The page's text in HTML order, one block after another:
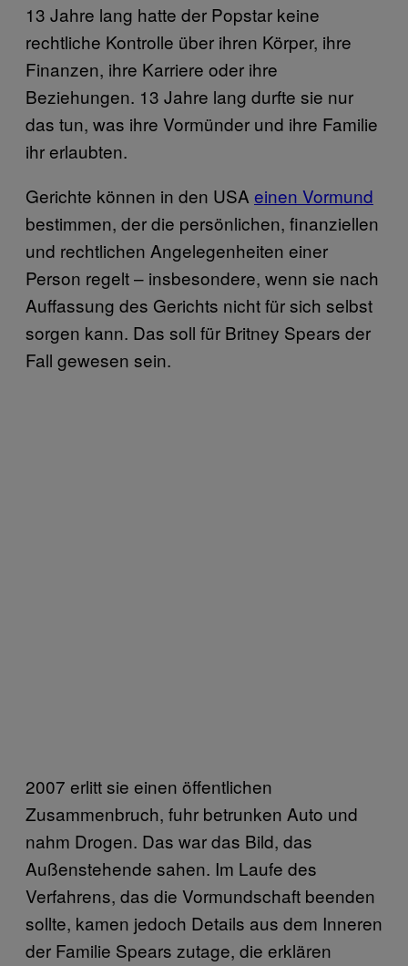
13 Jahre lang hatte der Popstar keine
rechtliche Kontrolle über ihren Körper, ihre
Finanzen, ihre Karriere oder ihre
Beziehungen. 13 Jahre lang durfte sie nur
das tun, was ihre Vormünder und ihre Familie
ihr erlaubten.
Gerichte können in den USA einen Vormund
bestimmen, der die persönlichen, finanziellen
und rechtlichen Angelegenheiten einer
Person regelt – insbesondere, wenn sie nach
Auffassung des Gerichts nicht für sich selbst
sorgen kann. Das soll für Britney Spears der
Fall gewesen sein.
2007 erlitt sie einen öffentlichen
Zusammenbruch, fuhr betrunken Auto und
nahm Drogen. Das war das Bild, das
Außenstehende sahen. Im Laufe des
Verfahrens, das die Vormundschaft beenden
sollte, kamen jedoch Details aus dem Inneren
der Familie Spears zutage, die erklären